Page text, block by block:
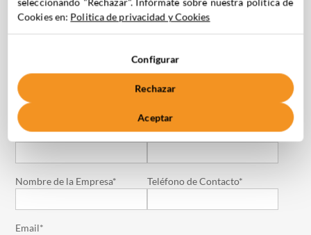
¿TEAYUDAMOS
C. Medea 4, 28037 Madrid
Nombre* Apellidos*
Nombre de la Empresa* Teléfono de Contacto*
Email*
Cookies en: Politica de privacidad y Cookies
Configurar
Rechazar
Aceptar